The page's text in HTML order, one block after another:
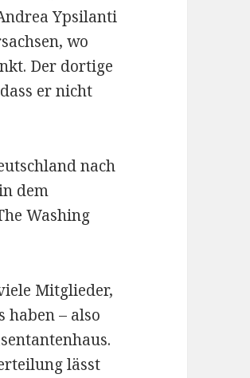
Ypsilanti
wo
Der dortige
er nicht
nach
dem
Washing
Mitglieder,
haben – also
lässt